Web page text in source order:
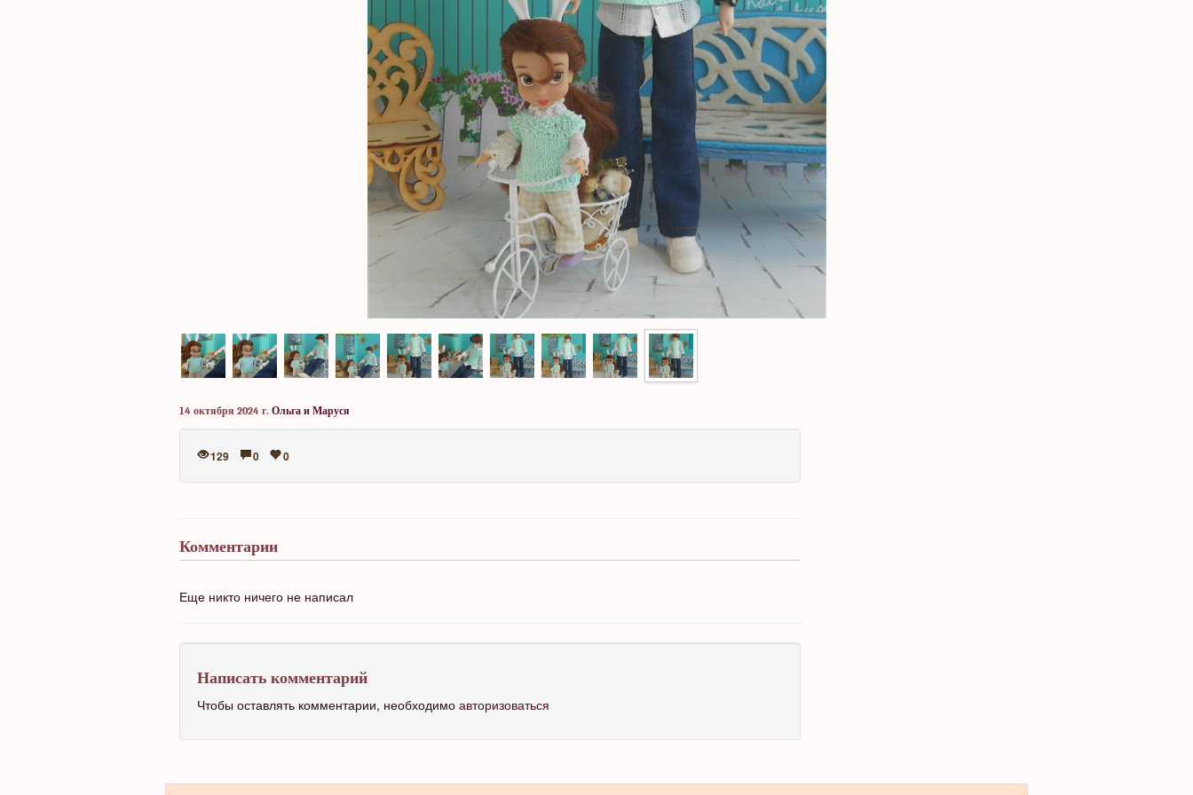
14 октября 2024 г. Ольга и Маруся
129 0 0
Комментарии
Еще никто ничего не написал
Написать комментарий
Чтобы оставлять комментарии, необходимо авторизоваться